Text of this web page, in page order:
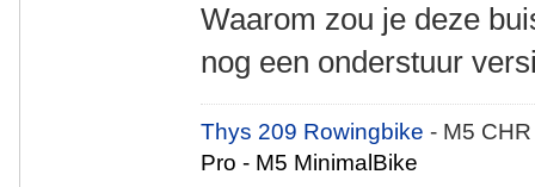
Waarom zou je deze
nog een onderstuur
Thys 209 Rowingbike- M5
Pro - M5 MinimalBike